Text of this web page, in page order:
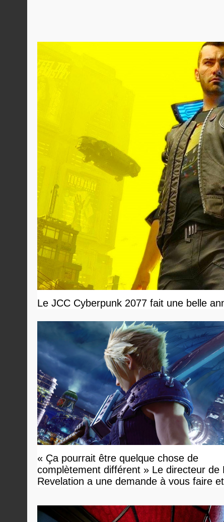
Le JCC Cyberpunk 2077 fait une belle
« Ça pourrait être quelque chose de
complètement différent » Le directeur de
Revelation a une demande à vous faire